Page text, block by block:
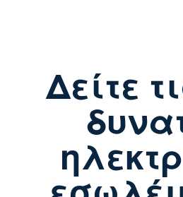
Δείτε